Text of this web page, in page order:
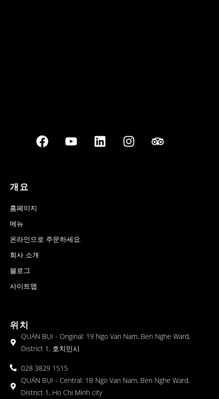
개요
홈페이지
메뉴
온라인으로 주문하세요.
회사 소개
블로그
사이트맵
위치
QUÁN BỤI - Original: 19 Ngo Van Nam, Ben Nghe Ward,
District 1, 호치민시
028 3829 1515
QUÁN BỤI - Central: 1B Ngo Van Nam, Ben Nghe Ward,
District 1, Ho Chi Minh city